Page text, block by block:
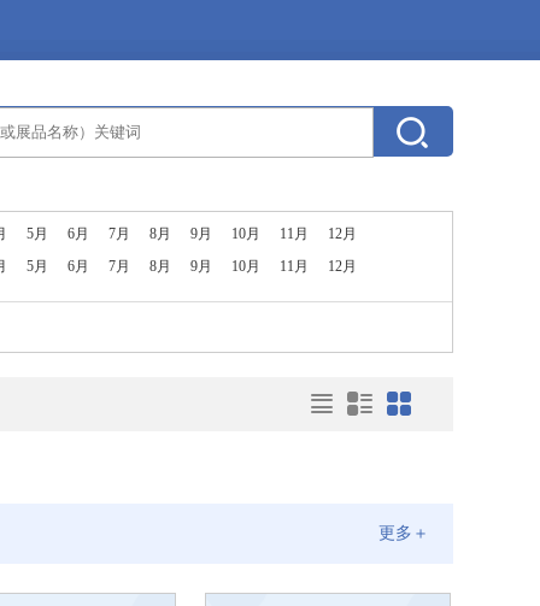
5月 6月 7月 8月 9月 10月 11月
12月
5月 6月 7月 8月 9月 10月 11月 12月
更多＋